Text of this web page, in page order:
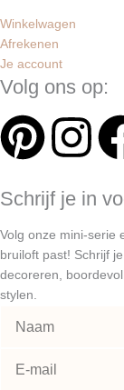
Winkelwagen
Afrekenen
Je account
Volg ons op:
P
i
n
t
e
r
I
n
s
t
Schrijf je in
Volg onze mini-serie
bruiloft past! Schrijf
decoreren,
stylen.